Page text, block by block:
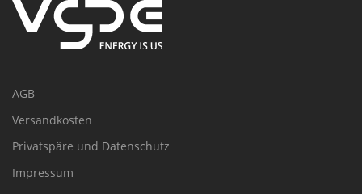
AGB
Versandkosten
Privatspäre und Datenschutz
Impressum